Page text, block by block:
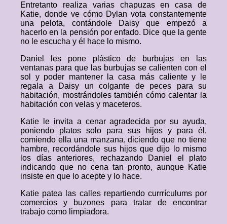
Entretanto realiza varias chapuzas en casa de
Katie, donde ve cómo Dylan vota constantemente
una pelota, contándole Daisy que empezó a
hacerlo en la pensión por enfado. Dice que la gente
no le escucha y él hace lo mismo.
Daniel les pone plástico de burbujas en las
ventanas para que las burbujas se calienten con el
sol y poder mantener la casa más caliente y le
regala a Daisy un colgante de peces para su
habitación, mostrándoles también cómo calentar la
habitación con velas y maceteros.
Katie le invita a cenar agradecida por su ayuda,
poniendo platos solo para sus hijos y para él,
comiendo ella una manzana, diciendo que no tiene
hambre, recordándole sus hijos que dijo lo mismo
los días anteriores, rechazando Daniel el plato
indicando que no cena tan pronto, aunque Katie
insiste en que lo acepte y lo hace.
Katie patea las calles repartiendo currrículums por
comercios y buzones para tratar de encontrar
trabajo como limpiadora.